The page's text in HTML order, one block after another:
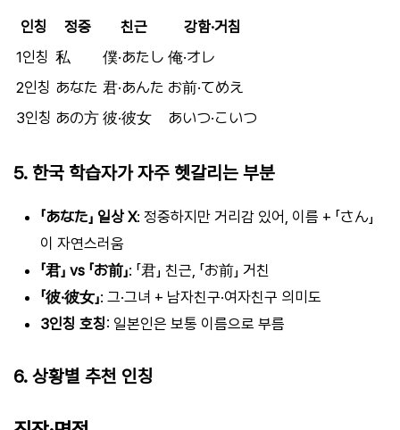
인칭 정중 친근
강함·거침
1인칭 私 僕·あたし 俺·オレ
2인칭 あなた 君·あんた お前·てめえ
3인칭 あの方 彼·彼女 あいつ·こいつ
5. 한국 학습자가 자주 헷갈리는 부분
「あなた」 일상 X: 정중하지만 거리감 있어, 이름 + 「さん」
이 자연스러움
「君」 vs 「お前」: 「君」 친근, 「お前」 거친
「彼·彼女」: 그·그녀 + 남자친구·여자친구 의미도
3인칭 호칭: 일본인은 보통 이름으로 부름
6. 상황별 추천 인칭